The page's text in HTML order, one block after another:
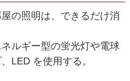
の照明は、できるだけ消
ルギー型の蛍光灯や電球
LED を使用する。